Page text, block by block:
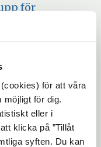
för att våra
för dig.
eller i
klicka på ”Tillåt
syften. Du kan
för